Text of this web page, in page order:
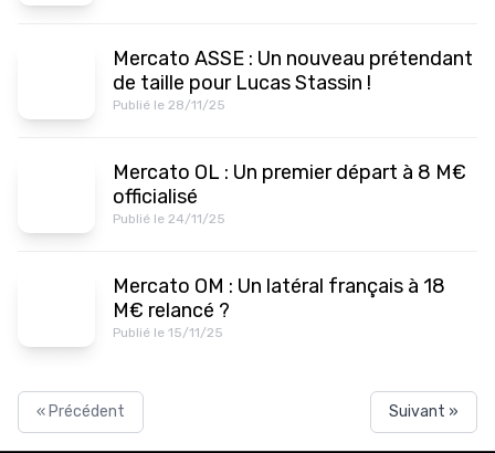
Mercato ASSE : Un nouveau prétendant
de taille pour Lucas Stassin !
Publié le 28/11/25
Mercato OL : Un premier départ à 8 M€
officialisé
Publié le 24/11/25
Mercato OM : Un latéral français à 18
M€ relancé ?
Publié le 15/11/25
« Précédent Suivant »